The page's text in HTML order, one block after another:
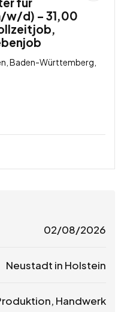
w/d) – 31,00
Baden-Württemberg,
02/08/2026
Neustadt in Holstein
Handwerk